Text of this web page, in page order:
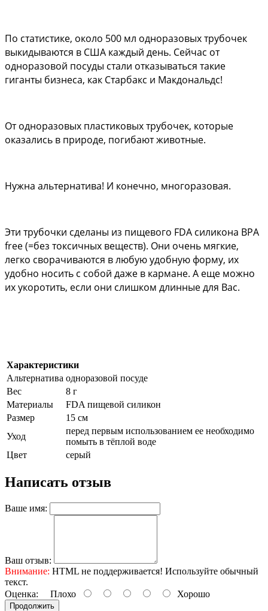
По статистике, около 500 мл одноразовых трубочек
выкидываются в США каждый день. Сейчас от
одноразовой посуды стали отказываться такие
гиганты бизнеса, как Старбакс и Макдональдс!
От одноразовых пластиковых трубочек, которые
оказались в природе, погибают животные.
Нужна альтернатива! И конечно, многоразовая.
Эти трубочки сделаны из пищевого FDA силикона BPA
free (=без токсичных веществ). Они очень мягкие,
легко сворачиваются в любую удобную форму, их
удобно носить с собой даже в кармане. А еще можно
их укоротить, если они слишком длинные для Вас.
Характеристики
Альтернатива одноразовой посуде
Вес
8 г
Материалы
FDA пищевой силикон
Размер
15 см
Уход
перед первым использованием ее необходимо
помыть в тёплой воде
Цвет
серый
Написать отзыв
Ваше имя:
Ваш отзыв:
Внимание: HTML не поддерживается! Используйте обычный
текст.
Оценка: Плохо Хорошо
Продолжить